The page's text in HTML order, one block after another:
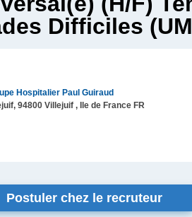
Difficiles
Hospitalier Paul Guiraud
94800 Villejuif , Ile de France FR
Postuler chez le recruteur